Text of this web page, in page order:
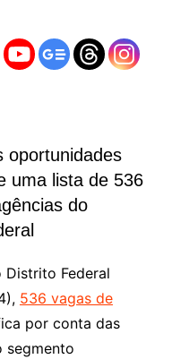
oportunidades
uma lista de 536
do
Federal
536 vagas de
por conta das
segmento